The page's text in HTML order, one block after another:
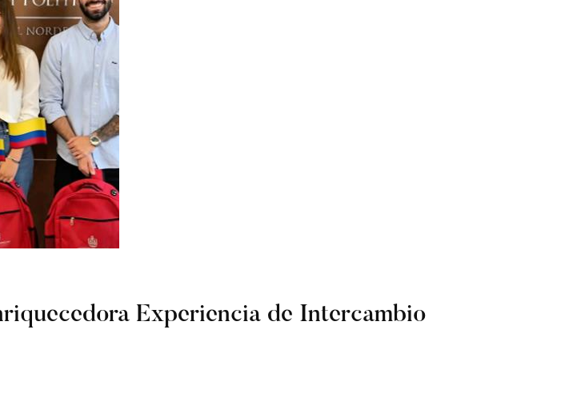
Experiencia de Intercambio